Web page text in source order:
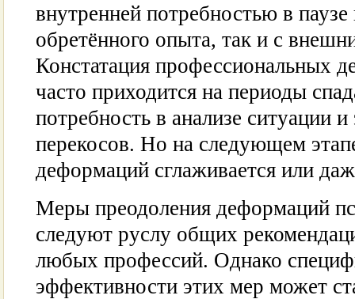
внутренней потребностью в
обретённого опыта, так и с
Констатация профессиональных
часто приходится на периоды
потребность в анализе ситуации
перекосов. Но на следующем
деформаций сглаживается или
Меры преодоления деформаций
следуют руслу общих
любых профессий. Однако
эффективности этих мер может